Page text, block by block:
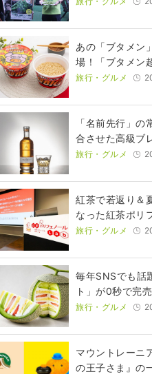
あの「ブタメン
場！「ブタメン
旅行・グルメ
「名前先行」
合させた高級ブ
旅行・グルメ
紅茶で若返り＆
なった紅茶ポリ
旅行・グルメ
毎年SNSでも話
ト」が0秒で完
旅行・グルメ
マウントレーニ
の王子さま』の